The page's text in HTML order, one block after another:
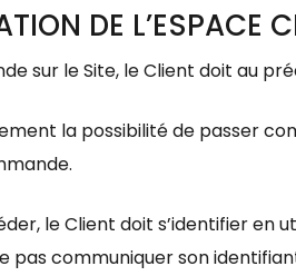
DE L’ESPACE
sur le Site, le Client doit au
la possibilité de passer
le Client doit s’identifier
communiquer son